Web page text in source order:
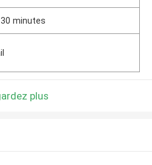
minutes
plus